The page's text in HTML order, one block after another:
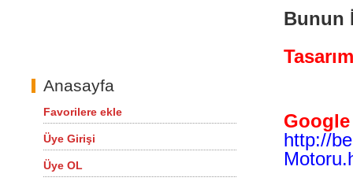
Anasayfa
Favorilere ekle
Üye Girişi
Üye OL
Bunun
http://